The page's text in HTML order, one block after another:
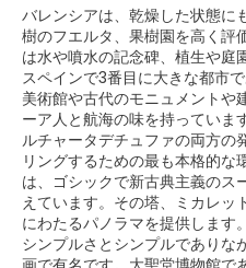
バレンシアは、乾燥した状態に
樹のフエルタ、果樹園を高く評
は水や噴水の記念碑、植生や庭
スペインで3番目に大きな都市
美術館や古代のモニュメントや
ーア人と航海の味を持っていま
ルチャータデチュファの両方の
リングするための最も本格的な
は、ゴシックで新古典主義のス
えています。その塔、ミカレッ
にわたるパノラマを提供します
シンプルさとシンプルであり